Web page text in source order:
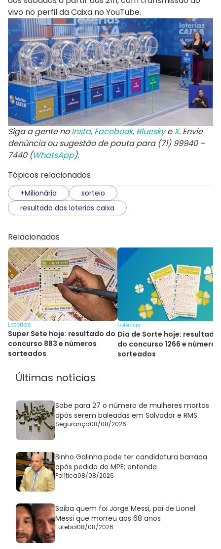
vivo no perfil da Caixa no YouTube.
Siga a gente noInsta, Facebook, BlueskyeX. Envie
denúncia ou sugestão de pauta para (71) 99940 –
7440 (WhatsApp).
Tópicos relacionados
+Milionária
sorteio
resultado das loterias caixa
Relacionadas
Loterias
Super Sete hoje: resultado do
concurso 883 e números
sorteados
Loterias
Dia de Sorte hoje: resultado
do concurso 1266 e números
sorteados
Últimas notícias
Sobe para 27 o número de mulheres mortas
após serem baleadas em Salvador e RMS
Segurança08/08/2026
Binho Galinha pode ter candidatura barrada
após pedido do MPE; entenda
Política08/08/2026
Saiba quem foi Jorge Messi, pai de Lionel
Messi que morreu aos 68 anos
Futebol08/08/2026